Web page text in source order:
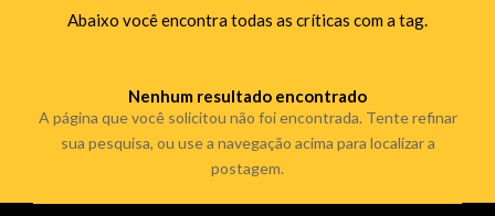
Abaixo você encontra todas as críticas com a tag.
Nenhum resultado encontrado
A página que você solicitou não foi encontrada. Tente refinar
sua pesquisa, ou use a navegação acima para localizar a
postagem.